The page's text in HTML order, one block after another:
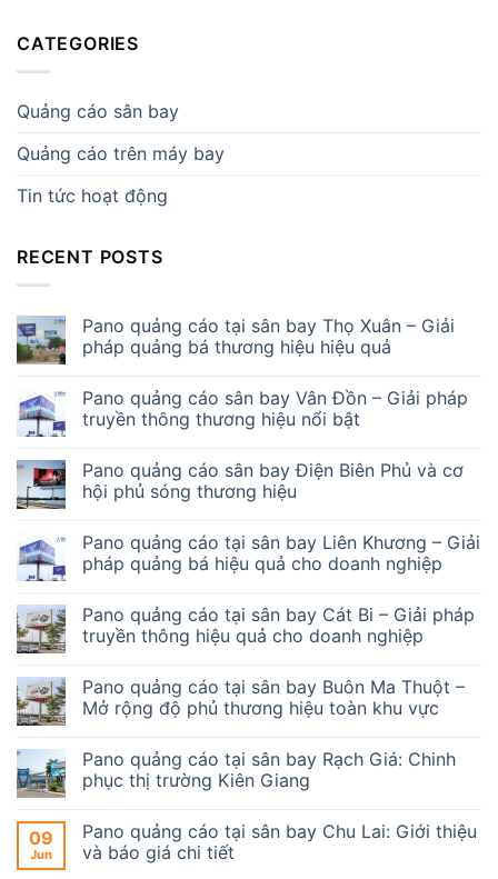
CATEGORIES
Quảng cáo sân bay
Quảng cáo trên máy bay
Tin tức hoạt động
RECENT POSTS
Pano quảng cáo tại sân bay Thọ Xuân – Giải
pháp quảng bá thương hiệu hiệu quả
Pano quảng cáo sân bay Vân Đồn – Giải pháp
truyền thông thương hiệu nổi bật
Pano quảng cáo sân bay Điện Biên Phủ và cơ
hội phủ sóng thương hiệu
Pano quảng cáo tại sân bay Liên Khương – Giải
pháp quảng bá hiệu quả cho doanh nghiệp
Pano quảng cáo tại sân bay Cát Bi – Giải pháp
truyền thông hiệu quả cho doanh nghiệp
Pano quảng cáo tại sân bay Buôn Ma Thuột –
Mở rộng độ phủ thương hiệu toàn khu vực
Pano quảng cáo tại sân bay Rạch Giá: Chinh
phục thị trường Kiên Giang
09
Jun
Pano quảng cáo tại sân bay Chu Lai: Giới thiệu
và báo giá chi tiết